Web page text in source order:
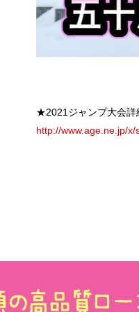
★2021ジャンプ大会
http://www.age.ne.jp/